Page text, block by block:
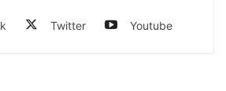
Twitter Youtube